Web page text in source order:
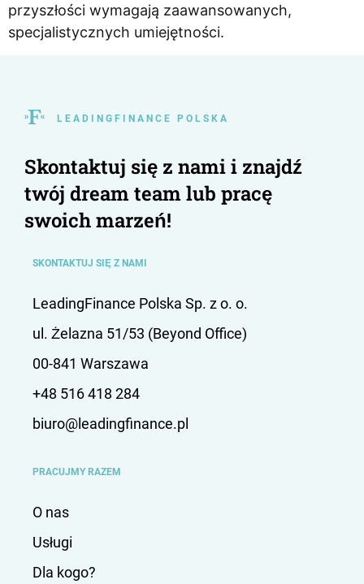
przyszłości wymagają zaawansowanych,
specjalistycznych umiejętności.
L E A D I N G F I N A N C E P O L S K A
Skontaktuj się z nami i znajdź
twój dream team lub pracę
swoich marzeń!
SKONTAKTUJ SIĘ Z NAMI
LeadingFinance Polska Sp. z o. o.
ul. Żelazna 51/53 (Beyond Office)
00-841 Warszawa
+48 516 418 284
biuro@leadingfinance.pl
PRACUJMY RAZEM
O nas
Usługi
Dla kogo?